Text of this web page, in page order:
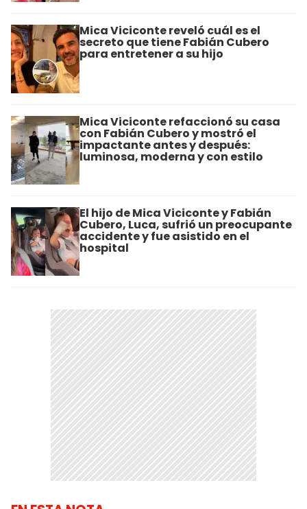
Mica Viciconte reveló cuál es el
secreto que tiene Fabián Cubero
para entretener a su hijo
Mica Viciconte refaccionó su casa
con Fabián Cubero y mostró el
impactante antes y después:
luminosa, moderna y con estilo
El hijo de Mica Viciconte y Fabián
Cubero, Luca, sufrió un preocupante
accidente y fue asistido en el
hospital